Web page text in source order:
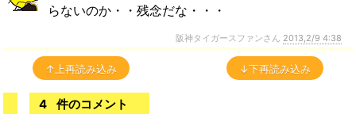
らないのか・・残念だな・・・
阪神タイガースファンさん 2013,2/9 4:38
↑上再読み込み ↓下再読み込み
4 件のコメント